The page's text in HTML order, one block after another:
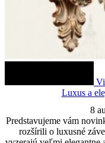
Luxus a
8
Predstavujeme vám
rozšírili o luxusné